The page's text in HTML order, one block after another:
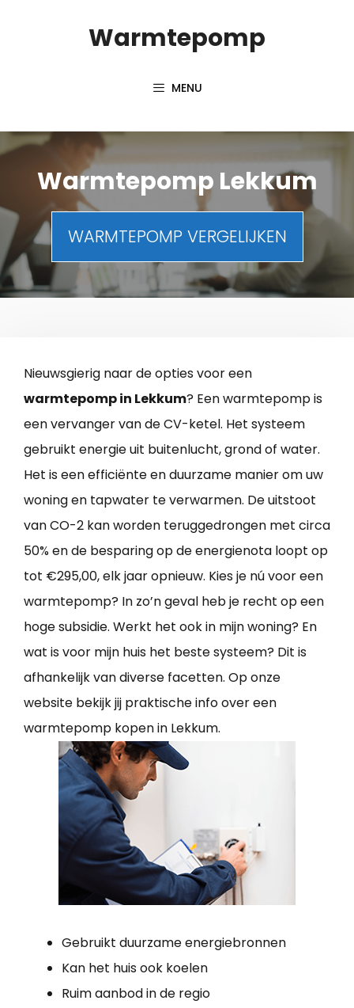
Warmtepomp
MENU
Warmtepomp Lekkum
WARMTEPOMP VERGELIJKEN
Nieuwsgierig naar de opties voor een
warmtepomp in Lekkum? Een warmtepomp is
een vervanger van de CV-ketel. Het systeem
gebruikt energie uit buitenlucht, grond of water.
Het is een efficiënte en duurzame manier om uw
woning en tapwater te verwarmen. De uitstoot
van CO-2 kan worden teruggedrongen met circa
50% en de besparing op de energienota loopt op
tot €295,00, elk jaar opnieuw. Kies je nú voor een
warmtepomp? In zo’n geval heb je recht op een
hoge subsidie. Werkt het ook in mijn woning? En
wat is voor mijn huis het beste systeem? Dit is
afhankelijk van diverse facetten. Op onze
website bekijk jij praktische info over een
warmtepomp kopen in Lekkum.
Gebruikt duurzame energiebronnen
Kan het huis ook koelen
Ruim aanbod in de regio